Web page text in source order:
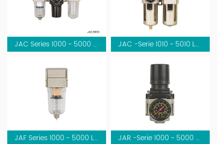
JAC Series 1000 ~ 5000 Luftfilterkombination (F.R.L. -Kombination) JAC -Serie 1010 ~ 5010 Luftfilterkombination (Fr. L. Kombination)
JAF Series 1000 ~ 5000 Luftfilter JAR -Serie 1000 ~ 5000 Regler